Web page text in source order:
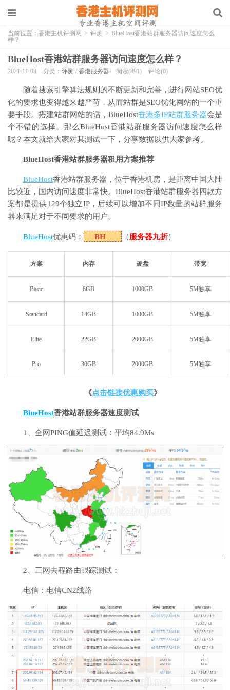
当前位置： 香港主机评测网 > 评测 > BlueHost香港站群服务器访问速度怎么
样？
BlueHost香港站群服务器访问速度怎么样？
2021-11-03 分类： 评测 / 香港服务器 阅读(891) 评论(0)
随着搜索引擎算法规则的不断更新和完善，进行网站SEO优
化的要求也变得越来越严苛，从而站群是SEO优化网站的一个重
要手段。搭建站群网站的话，BlueHost香港多IP站群服务器会是
个不错的选择。那么BlueHost香港站群服务器访问速度怎么样
呢？本文就给大家对其测试一下，分享数据以供大家参考。
BlueHost香港站群服务器租用方案推荐
BlueHost香港站群服务器，位于香港机房，是距离中国大陆
比较近，国内访问速度非常快。BlueHost香港站群服务器四款方
案都是提供129个独立IP，后续可以增加不同IP数量的站群服务
器来满足对于不同要求的用户。
BlueHost优惠码： BH （服务器九折）
方案 内存 硬盘 带宽
Basic 6GB 1000GB 5M独享
Standard 14GB 1000GB 5M独享
Elite 22GB 2000GB 5M独享
Pro 30GB 2000GB 5M独享
《点击链接优惠购买》
BlueHost香港站群服务器速度测试
1、全网PING值延迟测试：平均84.9Ms
2、三网去程路由跟踪测试：
电信：电信CN2线路